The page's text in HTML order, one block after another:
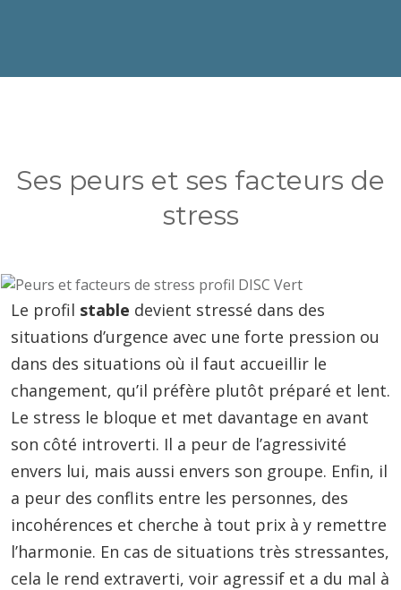
Ses peurs et ses facteurs de
stress
Le profil stable devient stressé dans des
situations d’urgence avec une forte pression ou
dans des situations où il faut accueillir le
changement, qu’il préfère plutôt préparé et lent.
Le stress le bloque et met davantage en avant
son côté introverti. Il a peur de l’agressivité
envers lui, mais aussi envers son groupe. Enfin, il
a peur des conflits entre les personnes, des
incohérences et cherche à tout prix à y remettre
l’harmonie. En cas de situations très stressantes,
cela le rend extraverti, voir agressif et a du mal à